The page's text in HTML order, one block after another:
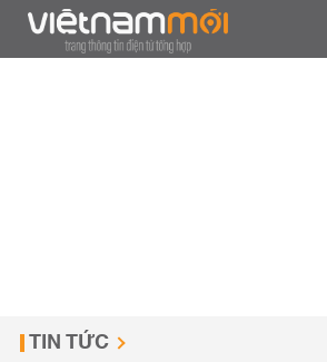
TIN TỨC